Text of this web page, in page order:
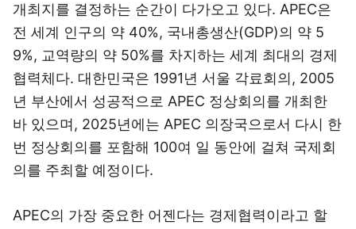
개최지를 결정하는 순간이 다가오고 있다. APEC은
전 세계 인구의 약 40%, 국내총생산(GDP)의 약 5
9%, 교역량의 약 50%를 차지하는 세계 최대의 경제
협력체다. 대한민국은 1991년 서울 각료회의, 2005
년 부산에서 성공적으로 APEC 정상회의를 개최한
바 있으며, 2025년에는 APEC 의장국으로서 다시 한
번 정상회의를 포함해 100여 일 동안에 걸쳐 국제회
의를 주최할 예정이다.
APEC의 가장 중요한 어젠다는 경제협력이라고 할